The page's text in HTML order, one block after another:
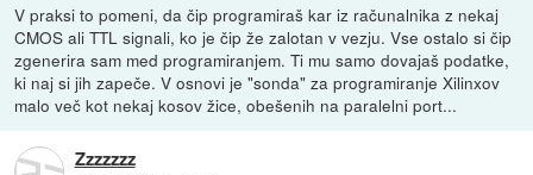
V praksi to pomeni, da čip programiraš kar iz računalnika z nekaj
CMOS ali TTL signali, ko je čip že zalotan v vezju. Vse ostalo si čip
zgenerira sam med programiranjem. Ti mu samo dovajaš podatke,
ki naj si jih zapeče. V osnovi je "sonda" za programiranje Xilinxov
malo več kot nekaj kosov žice, obešenih na paralelni port...
Zzzzzzz